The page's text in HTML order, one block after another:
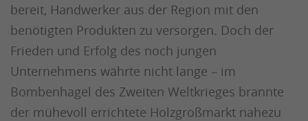
bereit, Handwerker aus der Region mit den
benötigten Produkten zu versorgen. Doch der
Frieden und Erfolg des noch jungen
Unternehmens währte nicht lange – im
Bombenhagel des Zweiten Weltkrieges brannte
der mühevoll errichtete Holzgroßmarkt nahezu